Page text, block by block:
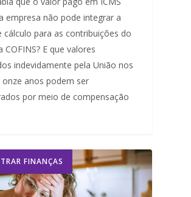
empresa não pode integrar a
cálculo para as contribuições do
COFINS? E que valores
indevidamente pela União nos
anos podem ser
por meio de compensação
FINANÇAS